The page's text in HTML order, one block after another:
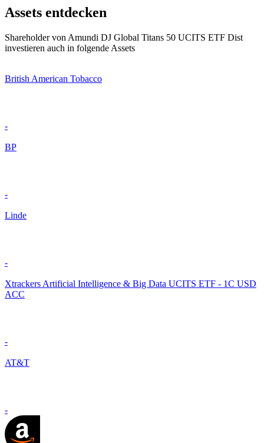
Assets entdecken
Shareholder von Amundi DJ Global Titans 50 UCITS ETF Dist
investieren auch in folgende Assets
British American Tobacco
-
BP
-
Linde
-
Xtrackers Artificial Intelligence & Big Data UCITS ETF - 1C USD
ACC
-
AT&T
-